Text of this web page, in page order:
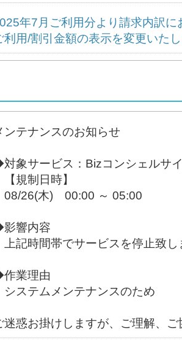
年7月ご利用分より請求内訳に
利用/割引金額の表示を変更いた
ンテナンスのお知らせ
象サービス：Bizコンシェルサ
規制日時】
26(木) 00:00 ～ 05:00
響内容
記時間帯でサービスを停止致し
業理由
ステムメンテナンスのため
迷惑お掛けしますが、ご理解、